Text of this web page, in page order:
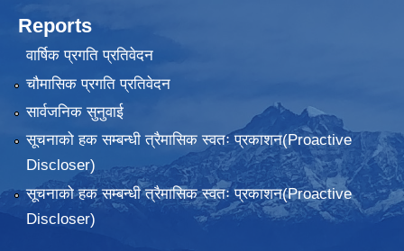
Reports
वार्षिक प्रगति प्रतिवेदन
चौमासिक प्रगति प्रतिवेदन
सार्वजनिक सुनुवाई
सूचनाको हक सम्बन्धी त्रैमासिक स्वतः प्रकाशन(Proactive
Discloser)
सूचनाको हक सम्बन्धी त्रैमासिक स्वतः प्रकाशन(Proactive
Discloser)